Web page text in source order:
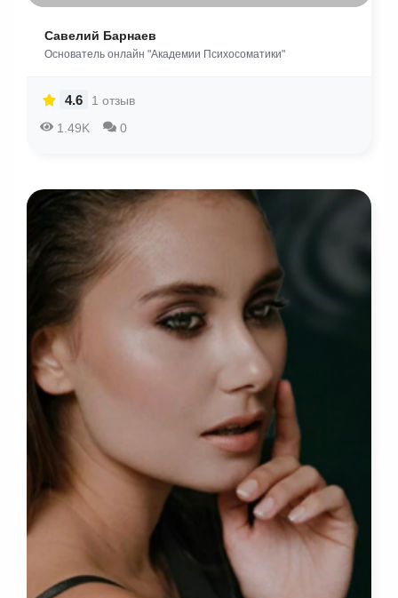
Савелий Барнаев
Основатель онлайн "Академии Психосоматики"
1.49K 0
4.6 1 отзыв